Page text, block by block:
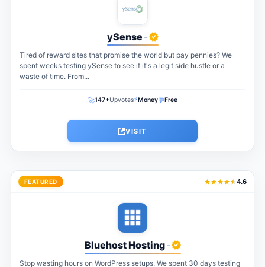
ySense -
Tired of reward sites that promise the world but pay pennies? We
spent weeks testing ySense to see if it's a legit side hustle or a
waste of time. From...
🚀147+Upvotes⚡Money💬Free
VISIT
FEATURED 4.6
Bluehost Hosting-
Stop wasting hours on WordPress setups. We spent 30 days testing